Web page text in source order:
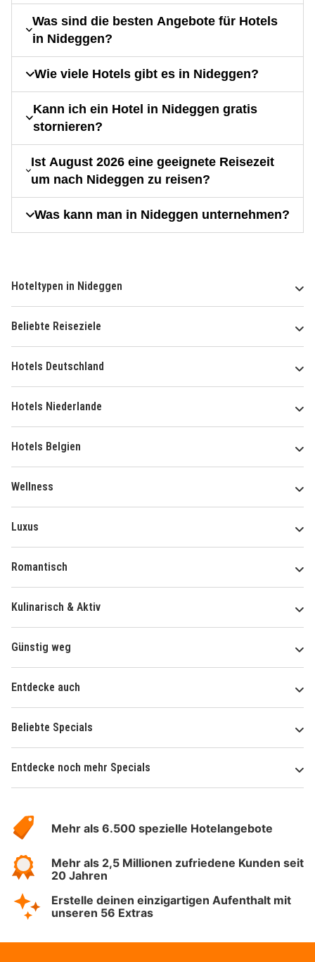
Was sind die besten Angebote für Hotels
in Nideggen?
Wie viele Hotels gibt es in Nideggen?
Kann ich ein Hotel in Nideggen gratis
stornieren?
Ist August 2026 eine geeignete Reisezeit
um nach Nideggen zu reisen?
Was kann man in Nideggen unternehmen?
Hoteltypen in Nideggen
Beliebte Reiseziele
Hotels Deutschland
Hotels Niederlande
Hotels Belgien
Wellness
Luxus
Romantisch
Kulinarisch & Aktiv
Günstig weg
Entdecke auch
Beliebte Specials
Entdecke noch mehr Specials
Hotelspecials
Mehr als 6.500 spezielle Hotelangebote
Mehr als 2,5 Millionen zufriedene Kunden seit
20 Jahren
Erstelle deinen einzigartigen Aufenthalt mit
unseren 56 Extras